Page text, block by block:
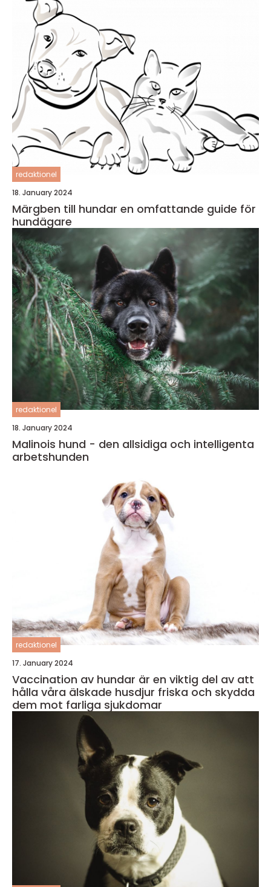
redaktionel
18. January 2024
Märgben till hundar en omfattande guide för
hundägare
redaktionel
18. January 2024
Malinois hund - den allsidiga och intelligenta
arbetshunden
redaktionel
17. January 2024
Vaccination av hundar är en viktig del av att
hålla våra älskade husdjur friska och skydda
dem mot farliga sjukdomar